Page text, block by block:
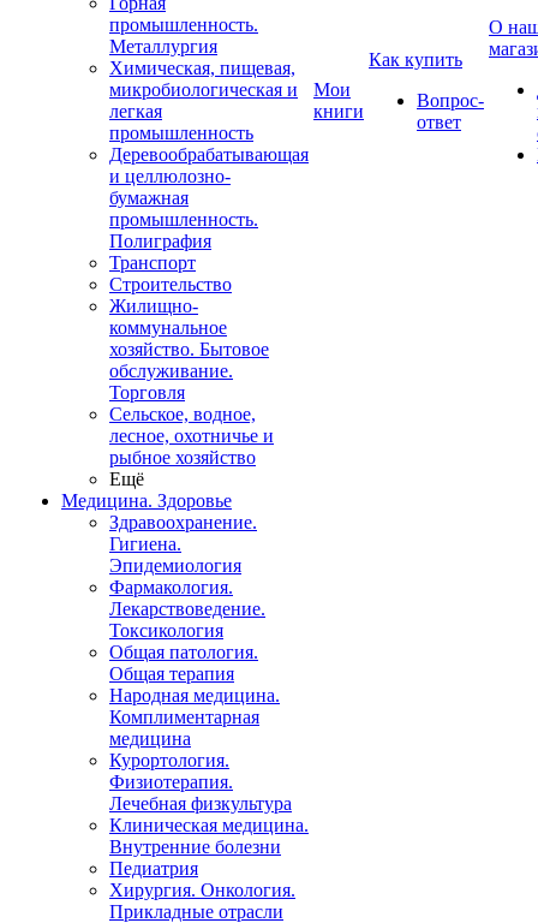
промышленность.
Металлургия
Химическая, пищевая,
микробиологическая и
легкая
промышленность
Деревообрабатывающая
и целлюлозно-
бумажная
промышленность.
Полиграфия
Транспорт
Строительство
Жилищно-
коммунальное
хозяйство. Бытовое
обслуживание.
Торговля
Сельское, водное,
лесное, охотничье и
рыбное хозяйство
Ещё
Медицина. Здоровье
Здравоохранение.
Гигиена.
Эпидемиология
Фармакология.
Лекарствоведение.
Токсикология
Общая патология.
Общая терапия
Народная медицина.
Комплиментарная
медицина
Курортология.
Физиотерапия.
Лечебная физкультура
Клиническая медицина.
Внутренние болезни
Педиатрия
Хирургия. Онкология.
Прикладные отрасли
Мои
книги
Как купить
Вопрос-
ответ
О